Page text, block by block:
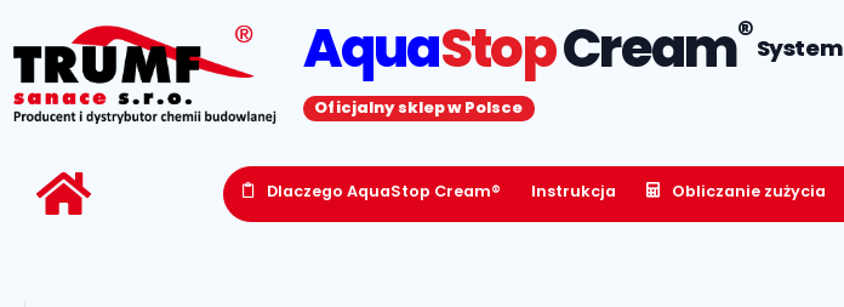
AquaStopCream®System
Oficjalny sklep w Polsce
Dlaczego AquaStop Cream® Instrukcja Obliczanie zużycia